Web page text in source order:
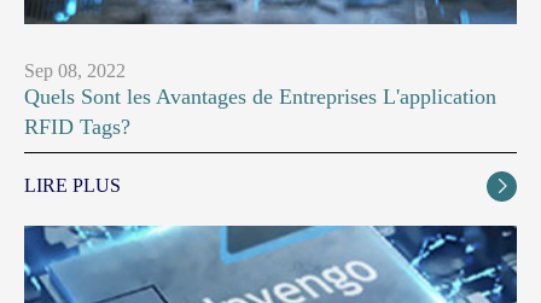
Sep 08, 2022
Quels Sont les Avantages de Entreprises L'application
RFID Tags?
LIRE PLUS 